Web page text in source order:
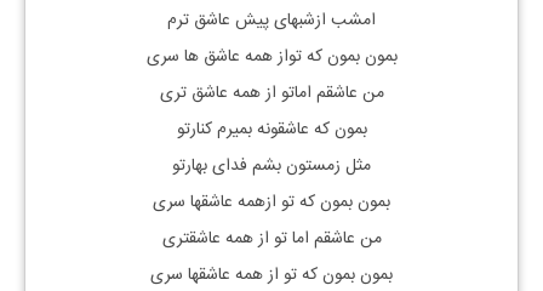
امشب ازشبهای پیش عاشق ترم
بمون بمون که تواز همه عاشق ها سری
من عاشقم اماتو از همه عاشق تری
بمون که عاشقونه بمیرم کنارتو
مثل زمستون بشم فدای بهارتو
بمون بمون که تو ازهمه عاشقها سری
من عاشقم اما تو از همه عاشقتری
بمون بمون که تو از همه عاشقها سری